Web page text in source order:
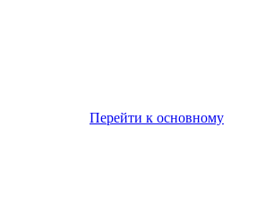
Перейти к основному